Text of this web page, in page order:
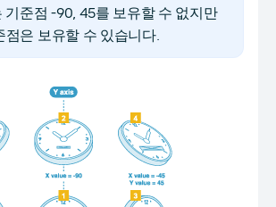
기준점 -90, 45를 보유할 수 없지만
은 보유할 수 있습니다.